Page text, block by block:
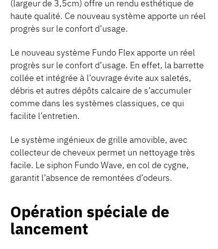
(largeur de 3,5cm) offre un rendu esthétique de
haute qualité. Ce nouveau système apporte un réel
progrès sur le confort d’usage.
Le nouveau système Fundo Flex apporte un réel
progrès sur le confort d’usage. En effet, la barrette
collée et intégrée à l’ouvrage évite aux saletés,
débris et autres dépôts calcaire de s’accumuler
comme dans les systèmes classiques, ce qui
facilite l’entretien.
Le système ingénieux de grille amovible, avec
collecteur de cheveux permet un nettoyage très
facile. Le siphon Fundo Wave, en col de cygne,
garantit l’absence de remontées d’odeurs.
Opération spéciale de
lancement